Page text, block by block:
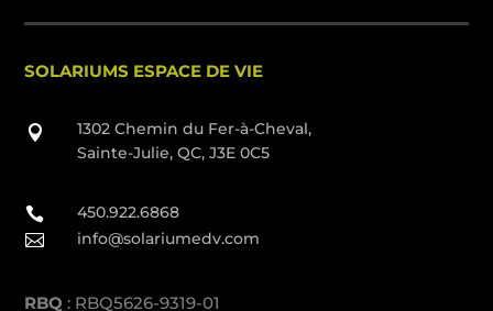
SOLARIUMS ESPACE DE VIE

1302 Chemin du Fer-à-Cheval,
Sainte-Julie, QC, J3E 0C5
 450.922.6868
 info@solariumedv.com
RBQ : RBQ5626-9319-01